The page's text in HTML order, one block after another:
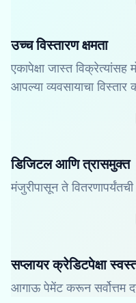
उच्च विस्तारण क्षमता
एकापेक्षा जास्त
आपल्या व्यवसायाचा विस्तार
डिजिटल आणि त्रासमुक्त
मंजुरीपासून ते
सप्लायर क्रेडिटपेक्षा
आगाऊ पेमेंट करून सर्वोत्तम